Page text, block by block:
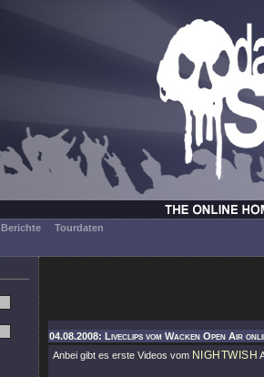
Berichte Tourdaten
04.08.2008: Liveclips vom Wacken Open Air
Anbei gibt es erste Videos vom NIGHTWISH